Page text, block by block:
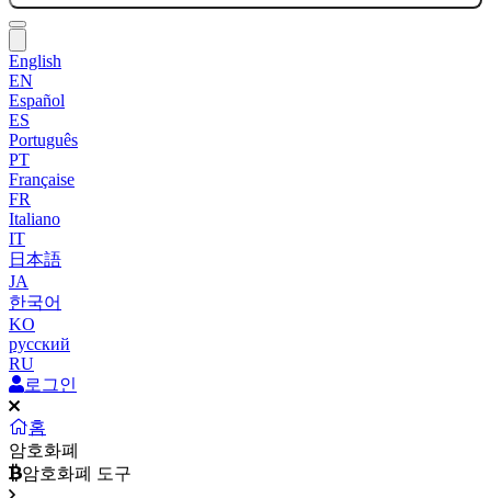
English
EN
Español
ES
Português
PT
Française
FR
Italiano
IT
日本語
JA
한국어
KO
русский
RU
로그인
홈
암호화폐
암호화폐 도구